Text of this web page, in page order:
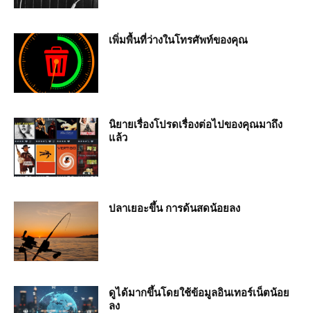
เพิ่มพื้นที่ว่างในโทรศัพท์ของคุณ
นิยายเรื่องโปรดเรื่องต่อไปของคุณมาถึง
แล้ว
ปลาเยอะขึ้น การด้นสดน้อยลง
ดูได้มากขึ้นโดยใช้ข้อมูลอินเทอร์เน็ตน้อย
ลง